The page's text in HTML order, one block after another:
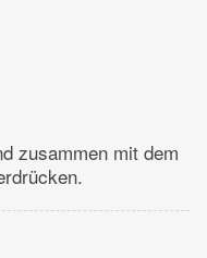
zusammen mit dem